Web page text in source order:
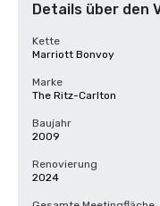
Details über den
Kette
Marriott Bonvoy
Marke
The Ritz-Carlton
Baujahr
2009
Renovierung
2024